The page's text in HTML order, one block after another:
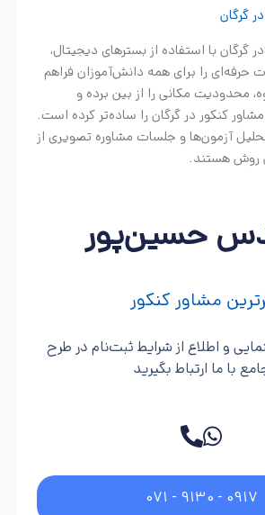
گرگان
گرگان با استفاده از بسترهای دیجیتال،
حرفه‌ای را برای همه دانش‌آموزان فراهم
محدودیت مکانی را از بین برده و
کنکور در گرگان را ساده‌تر کرده است.
تحلیل آزمون‌ها و جلسات مشاوره تصویری از
روش هستند.
حسین‌پور
مشاور کنکور
و اطلاع از شرایط ثبت‌نام در طرح
با ما ارتباط بگیرید
071 - 9130 - 0917